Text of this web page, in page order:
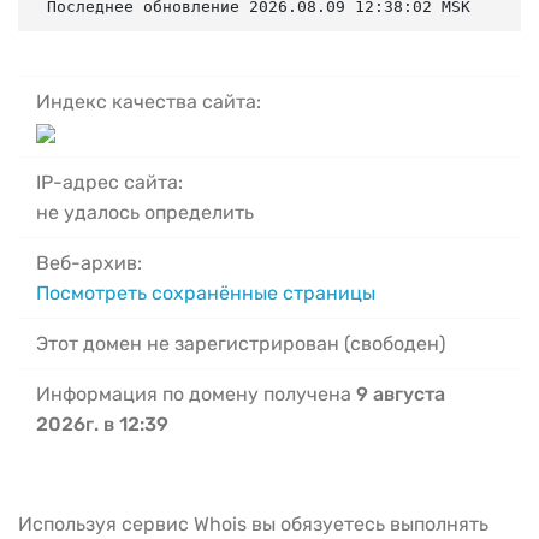
Последнее обновление 2026.08.09 12:38:02 MSK
Индекс качества сайта:
IP-адрес сайта:
не удалось определить
Веб-архив:
Посмотреть сохранённые страницы
Этот домен не зарегистрирован (свободен)
Информация по домену получена 9 августа
2026г. в 12:39
Используя сервис Whois вы обязуетесь выполнять